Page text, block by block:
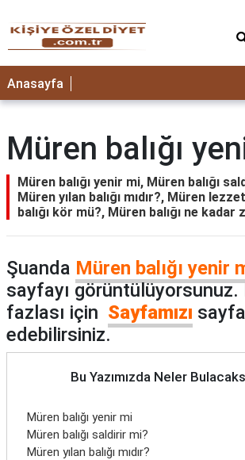
ANASAYFA
Anasayfa
Müren balığı
Müren balığı yenir mi, Müren balığı
Müren yılan balığı mıdır?, Müren
balığı kör mü?, Müren balığı ne kadar
Şuanda Müren balığı yenir
sayfayı görüntülüyorsunuz.
fazlası için Sayfamızı
edebilirsiniz.
Bu Yazımızda Neler
Müren balığı yenir mi
Müren balığı saldirir mi?
Müren yılan balığı mıdır?